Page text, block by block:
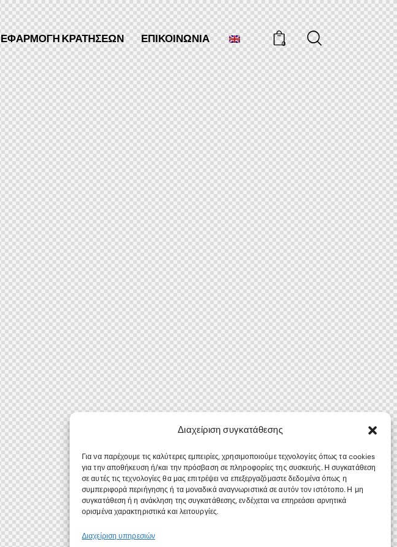
Διαχείριση συγκατάθεσης
Για να παρέχουμε τις καλύτερες εμπειρίες, χρησιμοποιούμε τεχνολογίες όπως τα cookies
για την αποθήκευση ή/και την πρόσβαση σε πληροφορίες της συσκευής. Η συγκατάθεση
σε αυτές τις τεχνολογίες θα μας επιτρέψει να επεξεργαζόμαστε δεδομένα όπως η
συμπεριφορά περιήγησης ή τα μοναδικά αναγνωριστικά σε αυτόν τον ιστότοπο. Η μη
συγκατάθεση ή η ανάκληση της συγκατάθεσης, ενδέχεται να επηρεάσει αρνητικά
ορισμένα χαρακτηριστικά και λειτουργίες.
Διαχείριση υπηρεσιών
ΕΦΑΡΜΟΓΉ ΚΡΑΤΉΣΕΩΝ ΕΠΙΚΟΙΝΩΝΊΑ 0